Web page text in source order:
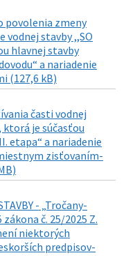
povolenia zmeny
vodnej stavby ,,SO
hlavnej stavby
a nariadenie
(127,6 kB)
časti vodnej
ktorá je súčasťou
etapa“ a nariadenie
zisťovaním-
- „Tročany-
č. 25/2025 Z.
niektorých
predpisov-